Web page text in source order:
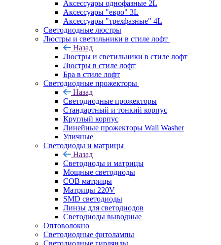
Аксессуары однофазные 2L
Аксессуары "евро" 3L
Аксессуары "трехфазные" 4L
Светодиодные люстры
Люстры и светильники в стиле лофт
Назад
Люстры и светильники в стиле лофт
Люстры в стиле лофт
Бра в стиле лофт
Светодиодные прожекторы
Назад
Светодиодные прожекторы
Стандартный и тонкий корпус
Круглый корпус
Линейные прожекторы Wall Washer
Уличные
Светодиоды и матрицы
Назад
Светодиоды и матрицы
Мощные светодиоды
COB матрицы
Матрицы 220V
SMD светодиоды
Линзы для светодиодов
Светодиоды выводные
Оптоволокно
Светодиодные фитолампы
Светодиодные гирлянды